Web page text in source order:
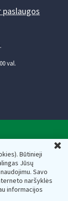
Būtinieji
Jūsų
Savo
naršyklės
informacijos
val.
el.paštas:
Lietuvos